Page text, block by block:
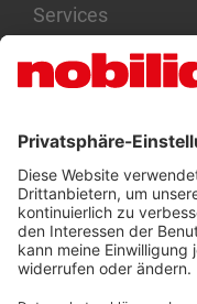
Services
Karriere
AGB